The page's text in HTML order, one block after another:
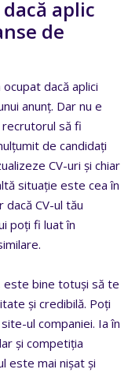
aplic
de
dacă aplici
anunț. Dar nu e
să fi
de candidați
CV-uri și chiar
situație este cea în
CV-ul tău
poți fi luat în
este bine totuși să te
și credibilă. Poți
ul companiei. Ia în
și competiția
este mai nișat și